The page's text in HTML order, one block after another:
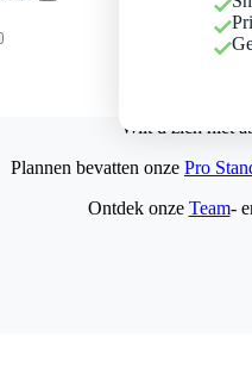
Wilt u zich niet
Plannen bevatten onze Pro
Ontdek onze Team-